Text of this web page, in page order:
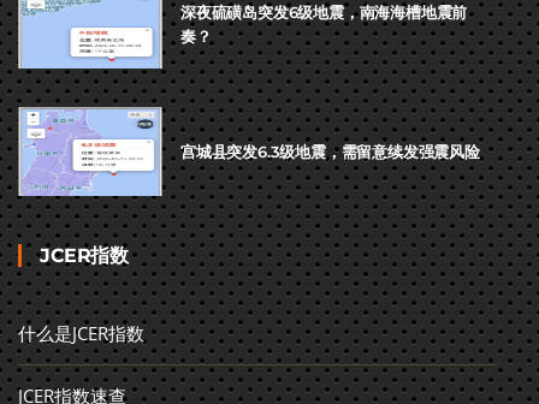
深夜硫磺岛突发6级地震，南海海槽地震前
奏？
宫城县突发6.3级地震，需留意续发强震风险
JCER指数
什么是JCER指数
JCER指数速查